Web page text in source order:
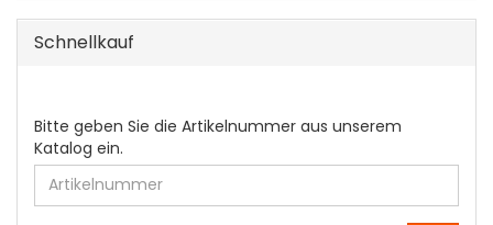
Schnellkauf
BITTE
GEBEN
SIE
DIE
ARTIKELNUMMER
Bitte geben Sie die Artikelnummer aus unserem
Katalog ein.